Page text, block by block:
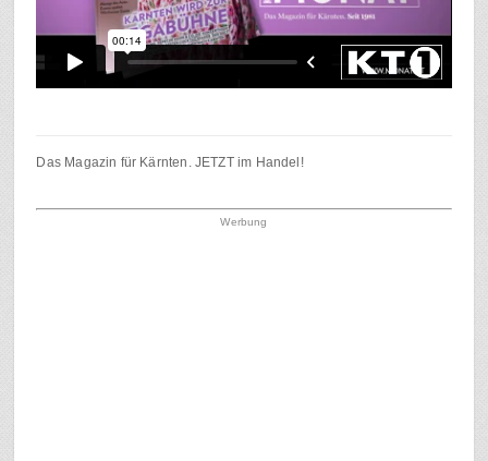
Das Magazin für Kärnten. JETZT im Handel!
Werbung